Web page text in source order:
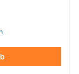
haben wir
Bedürfnisse
wir die
zum Öffnen